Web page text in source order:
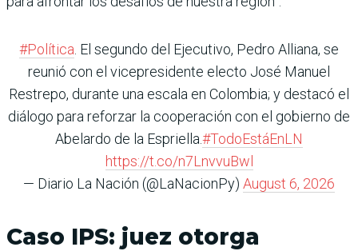
#Política . El segundo del Ejecutivo, Pedro Alliana, se
reunió con el vicepresidente electo José Manuel
Restrepo, durante una escala en Colombia; y destacó el
diálogo para reforzar la cooperación con el gobierno de
Abelardo de la Espriella.#TodoEstáEnLN
https://t.co/n7LnvvuBwl
— Diario La Nación (@LaNacionPy) August 6, 2026
Caso IPS: juez otorga